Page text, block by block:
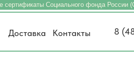
сертификаты Социального фонда России
Доставка Контакты 8